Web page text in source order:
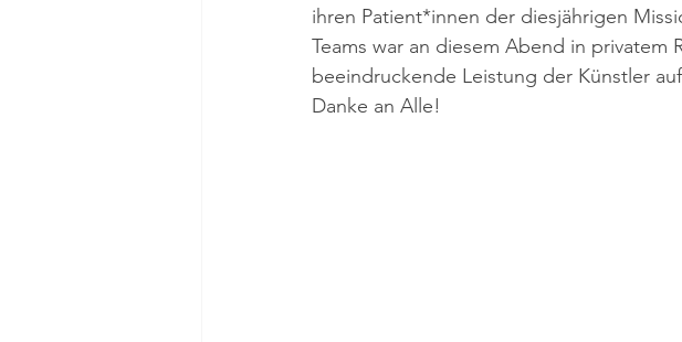
ihren Patient*innen der diesjährigen
Teams war an diesem Abend in privatem
beeindruckende Leistung der Künstler
Danke an Alle!